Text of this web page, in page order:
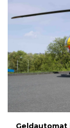
Geldautomat